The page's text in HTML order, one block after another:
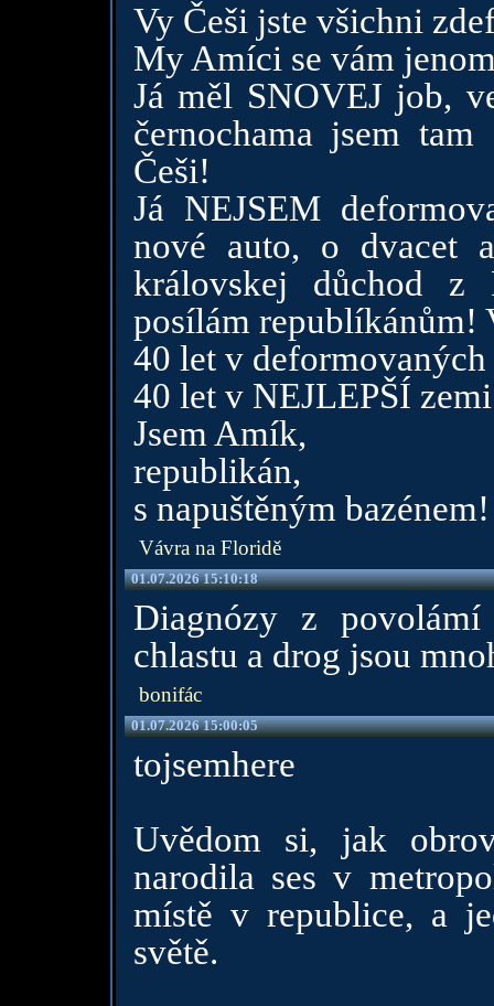
Vy Češi jste všichni
My Amíci se vám
Já měl SNOVEJ job,
černochama jsem
Češi!
Já NEJSEM
nové auto, o dvacet
královskej důchod z
posílám republíkánům!
40 let v deformovaných
40 let v NEJLEPŠÍ
Jsem Amík,
republikán,
s napuštěným bazénem!
Vávra na Floridě
01.07.2026 15:10:18
Diagnózy z
chlastu a drog jsou
bonifác
01.07.2026 15:00:05
tojsemhere
Uvědom si, jak
narodila ses v
místě v republice, a
světě.